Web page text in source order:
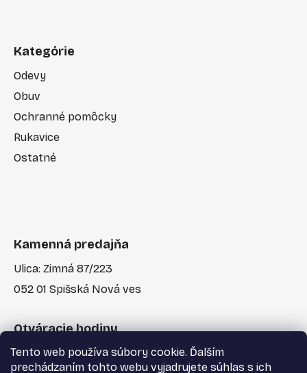
Tento web používa súbory cookie. Ďalším
prechádzaním tohto webu vyjadrujete súhlas s ich
Kategórie
Odevy
Obuv
Ochranné pomôcky
Rukavice
Ostatné
Kamenná predajňa
Ulica: Zimná 87/223
052 01 Spišská Nová ves
Otváracie hodiny
Po-Pia: 7:30 - 17:00